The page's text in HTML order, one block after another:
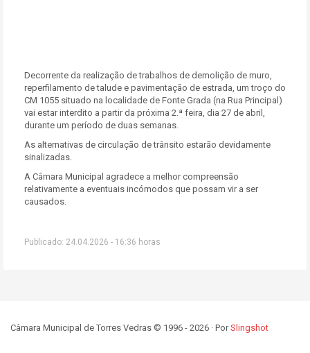
Decorrente da realização de trabalhos de demolição de muro,
reperfilamento de talude e pavimentação de estrada, um troço do
CM 1055 situado na localidade de Fonte Grada (na Rua Principal)
vai estar interdito a partir da próxima 2.ª feira, dia 27 de abril,
durante um período de duas semanas.
As alternativas de circulação de trânsito estarão devidamente
sinalizadas.
A Câmara Municipal agradece a melhor compreensão
relativamente a eventuais incómodos que possam vir a ser
causados.
Publicado: 24.04.2026 - 16:36 horas
Câmara Municipal de Torres Vedras © 1996 - 2026 · PorSlingshot